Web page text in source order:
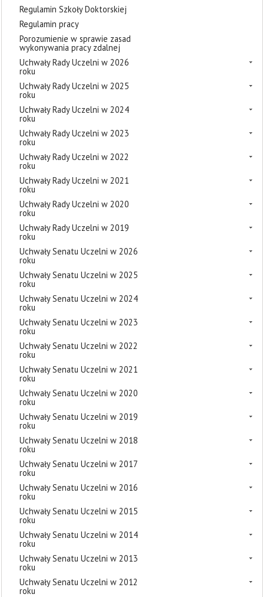
Regulamin Szkoły Doktorskiej
Regulamin pracy
Porozumienie w sprawie zasad
wykonywania pracy zdalnej
Uchwały Rady Uczelni w 2026
roku
Uchwały Rady Uczelni w 2025
roku
Uchwały Rady Uczelni w 2024
roku
Uchwały Rady Uczelni w 2023
roku
Uchwały Rady Uczelni w 2022
roku
Uchwały Rady Uczelni w 2021
roku
Uchwały Rady Uczelni w 2020
roku
Uchwały Rady Uczelni w 2019
roku
Uchwały Senatu Uczelni w 2026
roku
Uchwały Senatu Uczelni w 2025
roku
Uchwały Senatu Uczelni w 2024
roku
Uchwały Senatu Uczelni w 2023
roku
Uchwały Senatu Uczelni w 2022
roku
Uchwały Senatu Uczelni w 2021
roku
Uchwały Senatu Uczelni w 2020
roku
Uchwały Senatu Uczelni w 2019
roku
Uchwały Senatu Uczelni w 2018
roku
Uchwały Senatu Uczelni w 2017
roku
Uchwały Senatu Uczelni w 2016
roku
Uchwały Senatu Uczelni w 2015
roku
Uchwały Senatu Uczelni w 2014
roku
Uchwały Senatu Uczelni w 2013
roku
Uchwały Senatu Uczelni w 2012
roku